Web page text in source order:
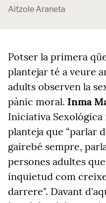
Aitzole Araneta
Potser la primera
plantejar té a veure
adults observen la
pànic moral. Inma
Iniciativa Sexológica
planteja que “parlar
gairebé sempre,
persones adultes
inquietud com
darrere". Davant